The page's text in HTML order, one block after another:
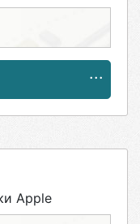
60
Apple